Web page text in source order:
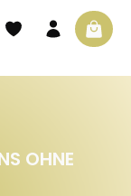
Du hast 0 Produkte
OHNE